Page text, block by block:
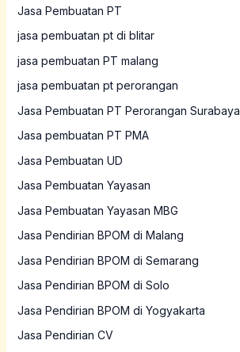
Jasa Pembuatan PT
jasa pembuatan pt di blitar
jasa pembuatan PT malang
jasa pembuatan pt perorangan
Jasa Pembuatan PT Perorangan Surabaya
Jasa pembuatan PT PMA
Jasa Pembuatan UD
Jasa Pembuatan Yayasan
Jasa Pembuatan Yayasan MBG
Jasa Pendirian BPOM di Malang
Jasa Pendirian BPOM di Semarang
Jasa Pendirian BPOM di Solo
Jasa Pendirian BPOM di Yogyakarta
Jasa Pendirian CV